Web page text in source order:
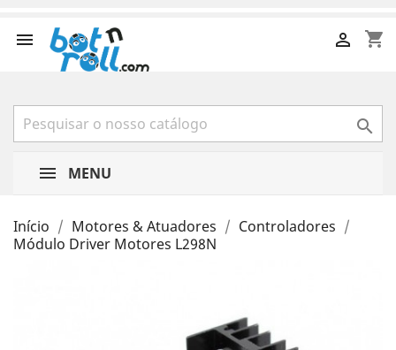
 shopping_cart


MENU
Início Motores & Atuadores
Controladores
Módulo Driver Motores L298N